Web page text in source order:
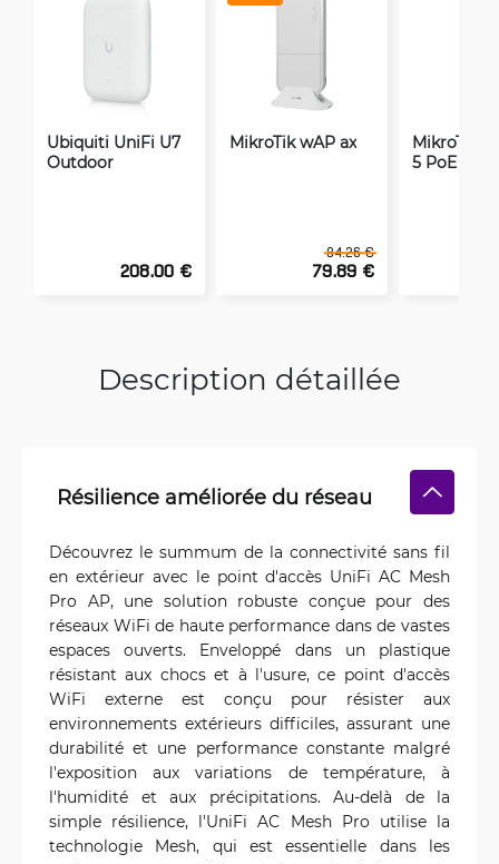
Ubiquiti UniFi U7
Outdoor
208.00 €
MikroTik wAP ax
84.26 €
79.89 €
MikroTik
5 PoE ac
Description détaillée
Résilience améliorée du réseau
Découvrez le summum de la connectivité sans fil
en extérieur avec le point d'accès UniFi AC Mesh
Pro AP, une solution robuste conçue pour des
réseaux WiFi de haute performance dans de vastes
espaces ouverts. Enveloppé dans un plastique
résistant aux chocs et à l'usure, ce point d'accès
WiFi externe est conçu pour résister aux
environnements extérieurs difficiles, assurant une
durabilité et une performance constante malgré
l'exposition aux variations de température, à
l'humidité et aux précipitations. Au-delà de la
simple résilience, l'UniFi AC Mesh Pro utilise la
technologie Mesh, qui est essentielle dans les